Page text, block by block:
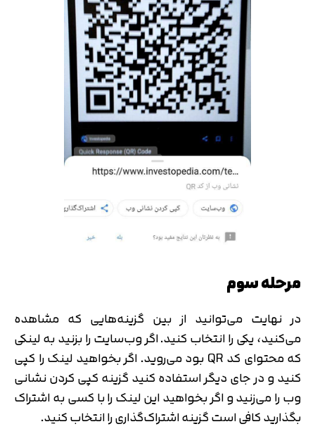
مرحله سوم
در نهایت می‌توانید از بین گزینه‌هایی که مشاهده
می‌کنید، یکی را انتخاب کنید. اگر وب‌سایت را بزنید به لینکی
که محتوای کد QR بود می‌روید. اگر بخواهید لینک را کپی
کنید و در جای دیگر استفاده کنید گزینه کپی کردن نشانی
وب را می‌زنید و اگر بخواهید این لینک را با کسی به اشتراک
بگذارید کافی است گزینه اشتراک‌گذاری را انتخاب کنید.